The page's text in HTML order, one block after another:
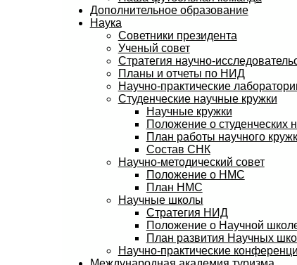
Дополнительное образование
Наука
Советники президента
Ученый совет
Стратегия научно-
Планы и отчеты по НИД
Научно-практические
Студенческие научные кружки
Научные кружки
Положение о студенческих
План работы научного
Состав СНК
Научно-методический совет
Положение о НМС
План НМС
Научные школы
Стратегия НИД
Положение о Научной
План развития Научных
Научно-практические